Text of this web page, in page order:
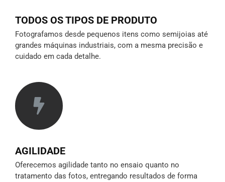
TODOS OS TIPOS DE PRODUTO
Fotografamos desde pequenos itens como semijoias até
grandes máquinas industriais, com a mesma precisão e
cuidado em cada detalhe.
AGILIDADE
Oferecemos agilidade tanto no ensaio quanto no
tratamento das fotos, entregando resultados de forma